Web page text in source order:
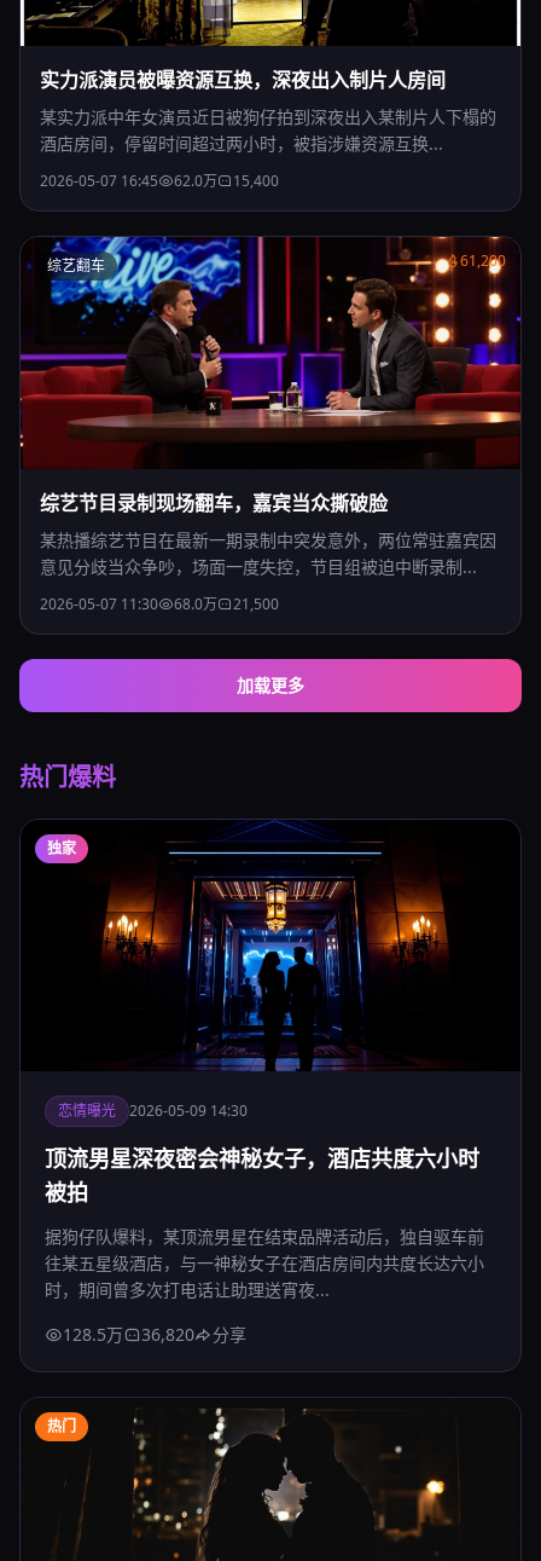
实力派演员被曝资源互换，深夜出入制片人房间
某实力派中年女演员近日被狗仔拍到深夜出入某制片人下榻的
酒店房间，停留时间超过两小时，被指涉嫌资源互换...
2026-05-07 16:45 62.0万 15,400
综艺翻车 61,200
综艺节目录制现场翻车，嘉宾当众撕破脸
某热播综艺节目在最新一期录制中突发意外，两位常驻嘉宾因
意见分歧当众争吵，场面一度失控，节目组被迫中断录制...
2026-05-07 11:30 68.0万 21,500
加载更多
热门爆料
独家
恋情曝光 2026-05-09 14:30
顶流男星深夜密会神秘女子，酒店共度六小时
被拍
据狗仔队爆料，某顶流男星在结束品牌活动后，独自驱车前
往某五星级酒店，与一神秘女子在酒店房间内共度长达六小
时，期间曾多次打电话让助理送宵夜...
128.5万
36,820 分享
热门